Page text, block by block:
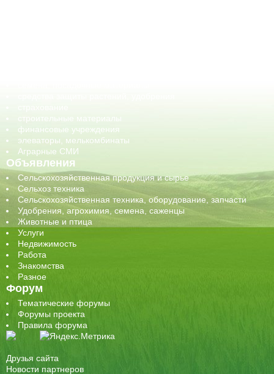
строительные материалы
финансовые учреждения
элеваторы, мелькомбинаты
Аграрные СМИ
Объявления
Сельскохозяйственная продукция и сырье
Сельхоз техника
Сельскохозяйственная техника, оборудование, запчасти
Удобрения, агрохимия, семена, саженцы
Животные и птица
Услуги
Недвижимость
Работа
Знакомства
Разное
Форум
Тематические форумы
Форумы проекта
Правила форума
Друзья сайта
Новости партнеров